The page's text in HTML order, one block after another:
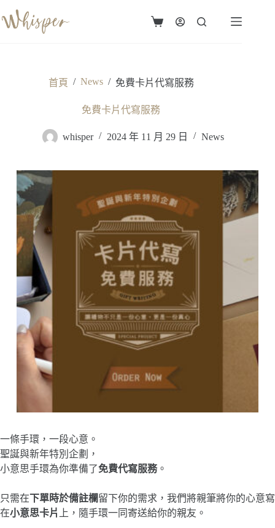
至
購
首頁 / News / 免費卡片代寫服務
免費卡片代寫服務
whisper 2024 年 11 月 29 日 News
一條手環，一段心意。
聖誕與新年特別企劃，
小意思手環為你準備了免費代寫服務。
只需在下單時於備註欄留下你的需求，我們將親筆將你的心意寫
在小意思卡片 上，隨手環一同寄送給你的親友。